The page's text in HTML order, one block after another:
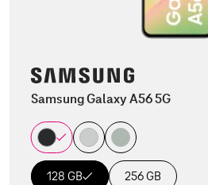
Samsung Galaxy A56 5G
128 GB 256 GB